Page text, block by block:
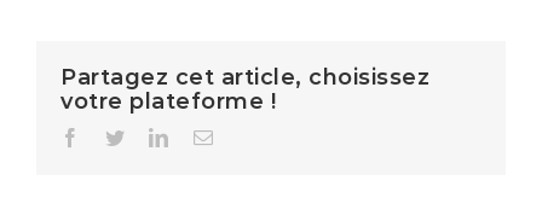
Partagez cet article, choisissez
votre plateforme !
Facebook
TwitterLinkedInEmail